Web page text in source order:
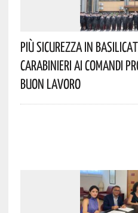
Più Sicurezza In
Carabinieri Ai Comandi
Buon Lavoro